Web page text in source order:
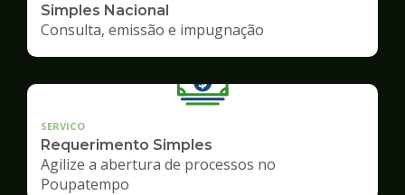
Simples Nacional
Consulta, emissão e impugnação
SERVICO
Requerimento Simples
Agilize a abertura de processos no
Poupatempo